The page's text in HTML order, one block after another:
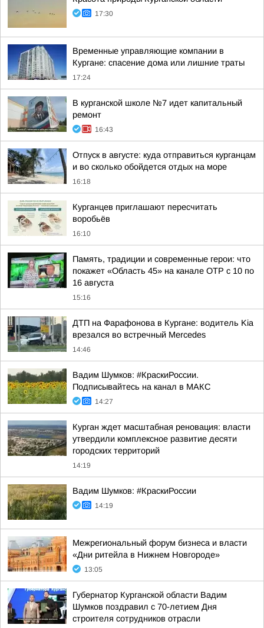
17:30
Временные управляющие компании в
Кургане: спасение дома или лишние траты
17:24
В курганской школе №7 идет капитальный
ремонт
16:43
Отпуск в августе: куда отправиться курганцам
и во сколько обойдется отдых на море
16:18
Курганцев приглашают пересчитать
воробьёв
16:10
Память, традиции и современные герои: что
покажет «Область 45» на канале ОТР с 10 по
16 августа
15:16
ДТП на Фарафонова в Кургане: водитель Kia
врезался во встречный Mercedes
14:46
Вадим Шумков: #КраскиРоссии.
Подписывайтесь на канал в МАКС
14:27
Курган ждет масштабная реновация: власти
утвердили комплексное развитие десяти
городских территорий
14:19
Вадим Шумков: #КраскиРоссии
14:19
Межрегиональный форум бизнеса и власти
«Дни ритейла в Нижнем Новгороде»
13:05
Губернатор Курганской области Вадим
Шумков поздравил с 70-летием Дня
строителя сотрудников отрасли